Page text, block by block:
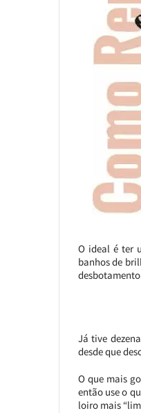
O ideal é ter
banhos de
Já tive
desde que
O que mais
então use o
loiro mais